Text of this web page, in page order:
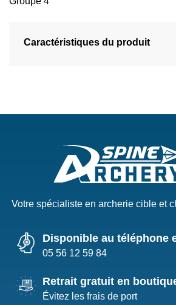
Caractéristiques du produit
Votre spécialiste en archerie cible et
Disponible au téléphone
05 56 12 59 84
Retrait gratuit en
Évitez les frais de port